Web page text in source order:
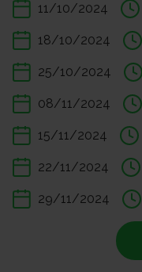
11/10/2024
18/10/2024
25/10/2024
08/11/2024
15/11/2024
22/11/2024
29/11/2024